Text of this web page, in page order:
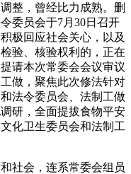
整，曾经比力成熟。删
委员会于7月30日召开
极回应社会关心，以及
验、核验权利的，正在
请本次常委会会议审议
做，聚焦此次修法针对
法令委员会、法制工做
研，全面提拔食物平安
化卫生委员会和法制工
社会，连系常委会组员